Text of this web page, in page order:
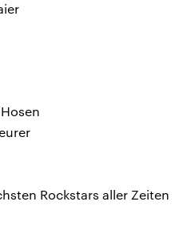
Rockstars aller Zeiten